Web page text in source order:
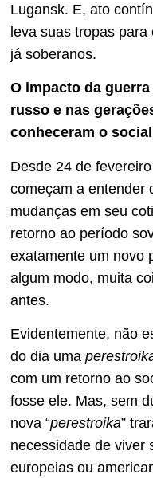
Lugansk. E, ato
leva suas tropas
já soberanos.
O impacto da
russo e nas
conheceram o
Desde 24 de
começam a entender
mudanças em seu
retorno ao período
exatamente um novo
algum modo, muita
antes.
Evidentemente, não
do dia uma
com um retorno ao
fosse ele. Mas, sem
nova “perestroika”
necessidade de viver
europeias ou